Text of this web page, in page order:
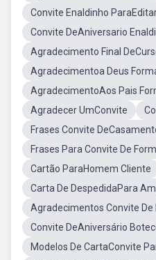
Convite Enaldinho
Convite DeAniversario
Agradecimento Final
Agradecimentoa Deus
AgradecimentoAos Pais
Agradecer UmConvite
Frases Convite
Frases Para Convite De
Cartão ParaHomem Cliente
Carta De DespedidaPara
Agradecimentos Convite De
Convite DeAniversário
Modelos De CartaConvite